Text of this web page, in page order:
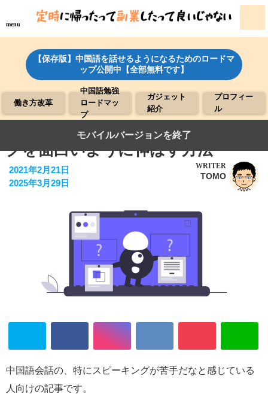
menu
【保存版】中国語を話せるようになるためのロードマ
ップ公開中【全部無料です】
働き方改革
中国語勉強
ロードマッ
プ
ガジェット
紹介
プロフィー
ル
瞬間中国語作文で中国語スピーキン
グを面白いように伸ばす方法
2021年2月21日
2025年3月29日
WRITER
TOMO
中国語会話の、特にスピーキングが苦手だなと感じている
人向けの記事です。
モバイルバージョンを終了